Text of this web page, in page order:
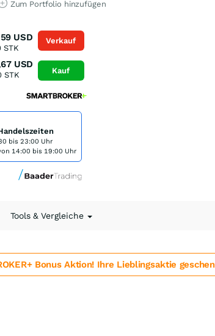
Zum Portfolio hinzufügen
USD
STK
USD
STK
Verkauf
Kauf
bis 23:00 Uhr
14:00 bis 19:00 Uhr
Tools & Vergleiche
Bonus Aktion! Ihre Lieblingsaktie